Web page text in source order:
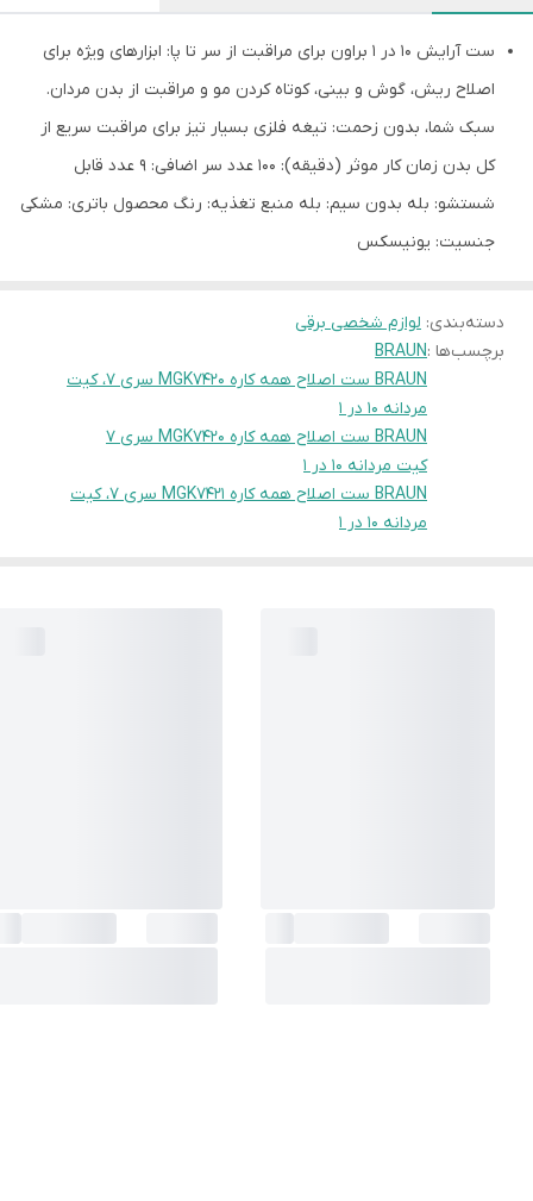
ست آرایش 10 در 1 براون برای مراقبت از سر تا پا: ابزارهای ویژه برای
اصلاح ریش، گوش و بینی، کوتاه کردن مو و مراقبت از بدن مردان.
سبک شما، بدون زحمت: تیغه فلزی بسیار تیز برای مراقبت سریع از
کل بدن زمان کار موثر (دقیقه): 100 عدد سر اضافی: 9 عدد قابل
شستشو: بله بدون سیم: بله منبع تغذیه: رنگ محصول باتری: مشکی
جنسیت: یونیسکس
دسته‌بندی: لوازم شخصی برقی
برچسب‌ها :BRAUN
BRAUN ست اصلاح همه کاره MGK7420 سری 7، کیت
مردانه 10 در 1
BRAUN ست اصلاح همه کاره MGK7420 سری 7
کیت مردانه 10 در 1
BRAUN ست اصلاح همه کاره MGK7421 سری 7، کیت
مردانه 10 در 1